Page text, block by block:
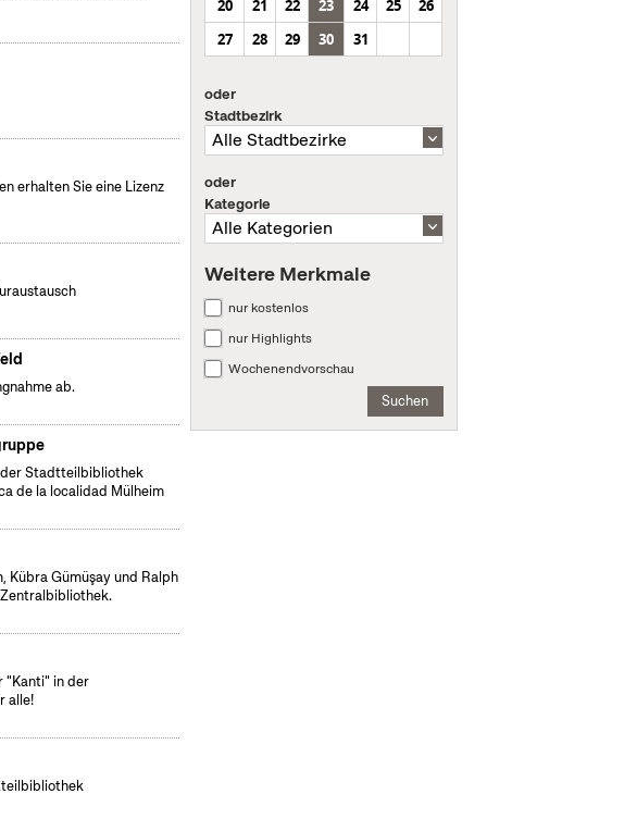
erhalten Sie eine Lizenz
ab.
der Stadtteilbibliothek
de la localidad Mülheim
Kübra Gümüşay und Ralph
"Kanti" in der
alle!
20
21 22 23 24 25
26
27
28 29 30 31
oder
Stadtbezirk
oder
Kategorie
Weitere Merkmale
nur kostenlos
nur Highlights
Wochenendvorschau
Suchen